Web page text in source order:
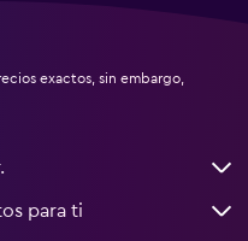
exactos, sin embargo,
para ti